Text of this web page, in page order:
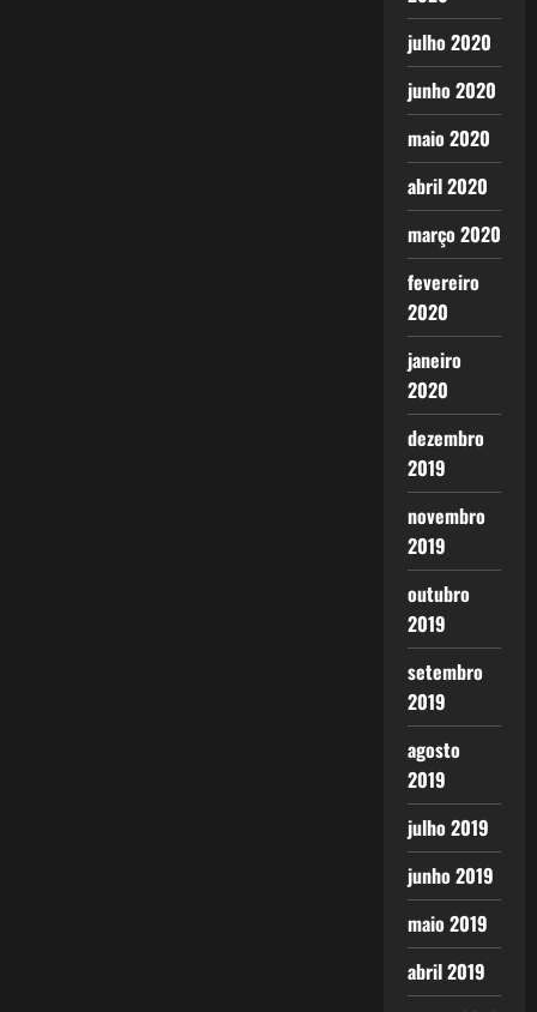
julho 2020
junho 2020
maio 2020
abril 2020
março 2020
fevereiro
2020
janeiro
2020
dezembro
2019
novembro
2019
outubro
2019
setembro
2019
agosto
2019
julho 2019
junho 2019
maio 2019
abril 2019